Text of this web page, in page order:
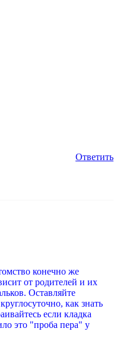
Ответить
конечно же
от родителей и их
Оставляйте
как знать
если кладка
это "проба пера" у